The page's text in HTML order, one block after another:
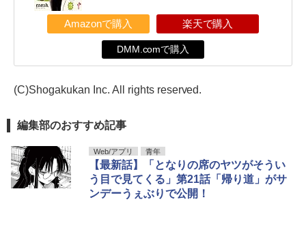
Amazonで購入 楽天で購入
DMM.comで購入
(C)Shogakukan Inc. All rights reserved.
編集部のおすすめ記事
Web/アプリ 青年
【最新話】「となりの席のヤツがそうい
う目で見てくる」第21話「帰り道」がサ
ンデーうぇぶりで公開！